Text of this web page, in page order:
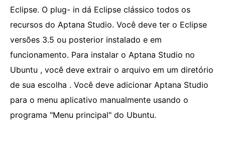
Eclipse. O plug- in dá Eclipse clássico todos os
recursos do Aptana Studio. Você deve ter o Eclipse
versões 3.5 ou posterior instalado e em
funcionamento. Para instalar o Aptana Studio no
Ubuntu , você deve extrair o arquivo em um diretório
de sua escolha . Você deve adicionar Aptana Studio
para o menu aplicativo manualmente usando o
programa "Menu principal" do Ubuntu.